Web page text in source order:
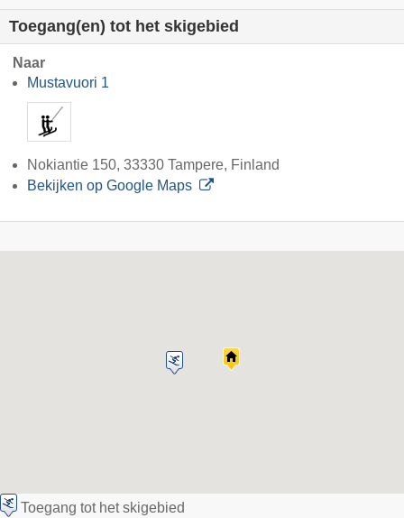
Toegang(en) tot het skigebied
Naar
Mustavuori 1
Nokiantie 150, 33330 Tampere, Finland
Bekijken op Google Maps
Toegang tot het skigebied